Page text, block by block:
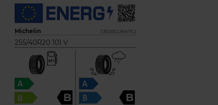
Michelin CROSSCLIMATE 2
255/40R20 101 V
B B